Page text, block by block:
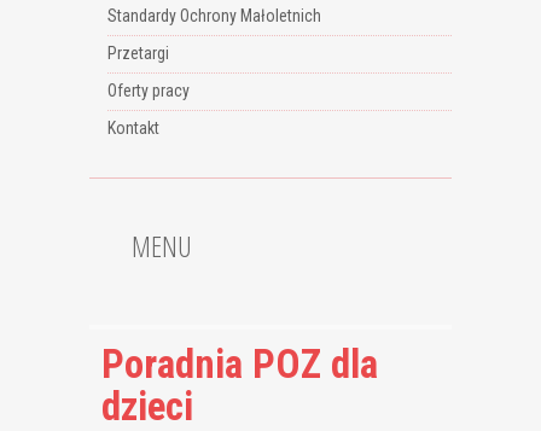
Standardy Ochrony Małoletnich
Przetargi
Oferty pracy
Kontakt
MENU
Poradnia POZ dla
dzieci